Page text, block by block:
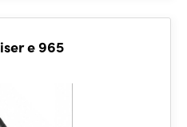
e 965